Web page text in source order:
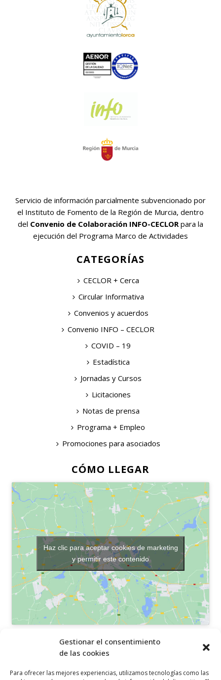
Gestionar el consentimiento
de las cookies
Para ofrecer las mejores experiencias, utilizamos tecnologías como las
Servicio de información parcialmente subvencionado por
el Instituto de Fomento de la Región de Murcia, dentro
del Convenio de Colaboración INFO-CECLOR para la
ejecución del Programa Marco de Actividades
CATEGORÍAS
CECLOR + Cerca
Circular Informativa
Convenios y acuerdos
Convenio INFO – CECLOR
COVID – 19
Estadística
Jornadas y Cursos
Licitaciones
Notas de prensa
Programa + Empleo
Promociones para asociados
CÓMO LLEGAR
Haz clic para aceptar cookies de marketing
y permitir este contenido
OTROS ENLACES